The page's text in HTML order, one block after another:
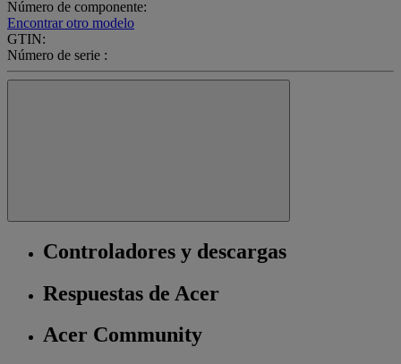
Número de componente:
Encontrar otro modelo
GTIN:
Número de serie :
Controladores y descargas
Respuestas de Acer
Acer Community